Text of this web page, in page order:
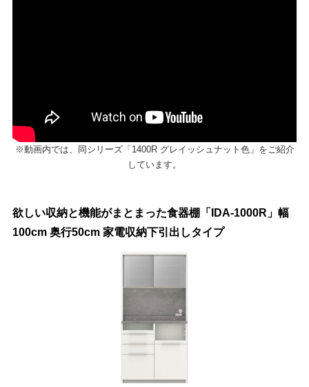
※動画内では、同シリーズ「1400R グレイッシュナット色」をご紹介
しています。
欲しい収納と機能がまとまった食器棚「IDA-1000R」幅
100cm 奥行50cm 家電収納下引出しタイプ